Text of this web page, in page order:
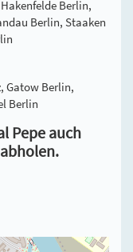
Berlin,
Berlin, Staaken
Gatow Berlin,
Berlin
Pepe auch